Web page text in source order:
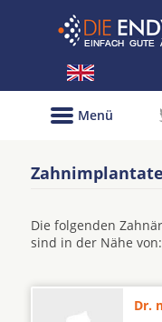
Menü
Die folgenden
sind in der Nähe
Dr.